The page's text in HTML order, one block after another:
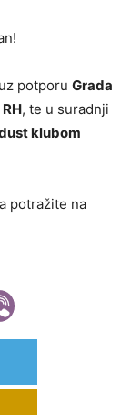
uz potporu Grada
, te u suradnji
klubom
potražite na